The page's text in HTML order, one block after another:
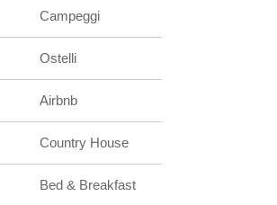
Campeggi
Ostelli
Airbnb
Country House
Bed & Breakfast